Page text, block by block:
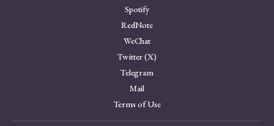
Spotify
RedNote
WeChat
Twitter (X)
Telegram
Mail
Terms of Use